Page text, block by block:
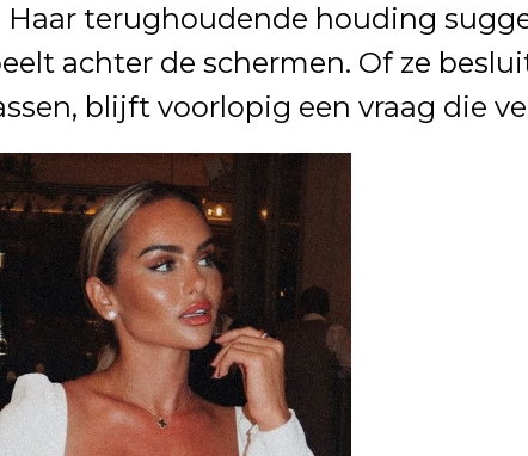
Haar terughoudende houding
achter de schermen. Of ze
blijft voorlopig een vraag die